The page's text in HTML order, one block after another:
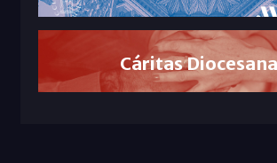
Cáritas Diocesana